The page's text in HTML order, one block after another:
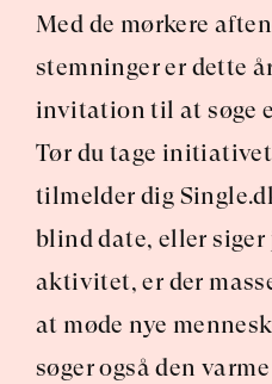
Med de mørkere
stemninger er dette
invitation til at søge
Tør du tage
tilmelder dig
blind date, eller
aktivitet, er der
at møde nye
søger også den